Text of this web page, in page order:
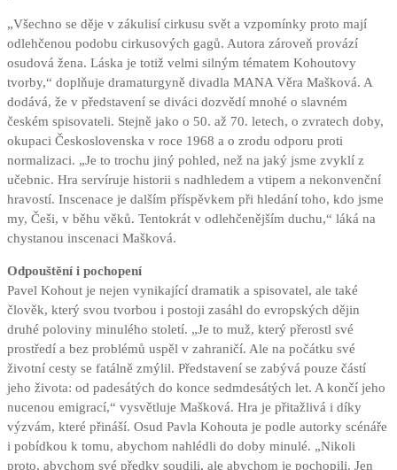
„Všechno se děje v zákulisí cirkusu svět a vzpomínky proto mají
odlehčenou podobu cirkusových gagů. Autora zároveň provází
osudová žena. Láska je totiž velmi silným tématem Kohoutovy
tvorby,“ doplňuje dramaturgyně divadla MANA Věra Mašková. A
dodává, že v představení se diváci dozvědí mnohé o slavném
českém spisovateli. Stejně jako o 50. až 70. letech, o zvratech doby,
okupaci Československa v roce 1968 a o zrodu odporu proti
normalizaci. „Je to trochu jiný pohled, než na jaký jsme zvyklí z
učebnic. Hra servíruje historii s nadhledem a vtipem a nekonvenční
hravostí. Inscenace je dalším příspěvkem při hledání toho, kdo jsme
my, Češi, v běhu věků. Tentokrát v odlehčenějším duchu,“ láká na
chystanou inscenaci Mašková.
Odpouštění i pochopení
Pavel Kohout je nejen vynikající dramatik a spisovatel, ale také
člověk, který svou tvorbou i postoji zasáhl do evropských dějin
druhé poloviny minulého století. „Je to muž, který přerostl své
prostředí a bez problémů uspěl v zahraničí. Ale na počátku své
životní cesty se fatálně zmýlil. Představení se zabývá pouze částí
jeho života: od padesátých do konce sedmdesátých let. A končí jeho
nucenou emigrací,“ vysvětluje Mašková. Hra je přitažlivá i díky
výzvám, které přináší. Osud Pavla Kohouta je podle autorky scénáře
i pobídkou k tomu, abychom nahlédli do doby minulé. „Nikoli
proto, abychom své předky soudili, ale abychom je pochopili. Jen